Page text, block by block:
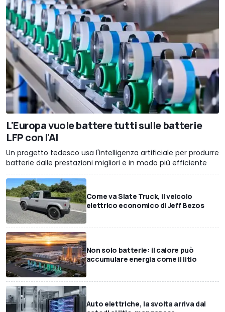
L'Europa vuole battere tutti sulle batterie
LFP con l'AI
Un progetto tedesco usa l'intelligenza artificiale per produrre
batterie dalle prestazioni migliori e in modo più efficiente
Come va Slate Truck, il veicolo
elettrico economico di Jeff Bezos
Non solo batterie: il calore può
accumulare energia come il litio
Auto elettriche, la svolta arriva dai